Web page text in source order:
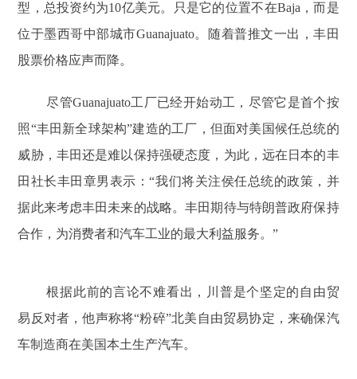
型，总投资约为10亿美元。只是它的位置不在Baja，而是
位于墨西哥中部城市Guanajuato。随着普推文一出，丰田
股票价格应声而降。
尽管Guanajuato工厂已经开始动工，尽管它是首个按
照“丰田新全球架构”建造的工厂，但面对美国候任总统的
威胁，丰田还是难以保持强硬态度，为此，远在日本的丰
田社长丰田章男表示：“我们将关注侯任总统的政策，并
据此来考虑丰田未来的战略。丰田期待与特朗普政府保持
合作，为消费者和汽车工业的最大利益服务。”
根据此前的言论不难看出，川普是个坚定的自由贸
易反对者，他声称将“粉碎”北美自由贸易协定，来确保汽
车制造商在美国本土生产汽车。